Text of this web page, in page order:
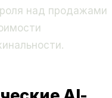
над продажами